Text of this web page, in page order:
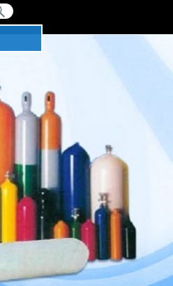
NHẬP
TỪ
KHÓA
KIẾM...